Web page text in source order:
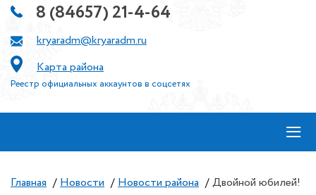
8 (84657) 21-4-64
kryaradm@kryaradm.ru
Карта района
Реестр официальных аккаунтов в соцсетях
≡
Главная / Новости / Новости района / Двойной юбилей!